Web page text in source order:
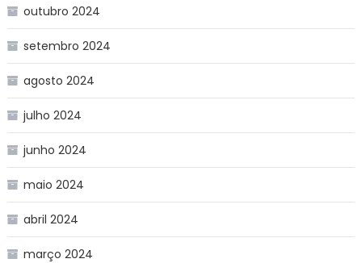
outubro 2024
setembro 2024
agosto 2024
julho 2024
junho 2024
maio 2024
abril 2024
março 2024